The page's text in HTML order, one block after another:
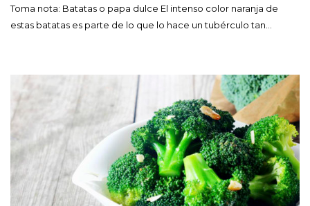
Toma nota: Batatas o papa dulce El intenso color naranja de
estas batatas es parte de lo que lo hace un tubérculo tan…